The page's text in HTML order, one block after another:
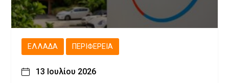
ΕΛΛΆΔΑ ΠΕΡΙΦΈΡΕΙΑ
13 Ιουλίου 2026